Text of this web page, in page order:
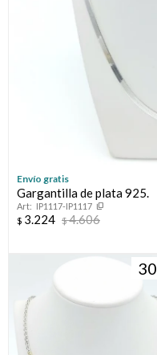
Envío gratis
Gargantilla de plata 925.
IP1117-IP1117
$ 3.224 $4.606
30